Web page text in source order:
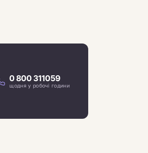
0 800 311059
щодня у робочі години